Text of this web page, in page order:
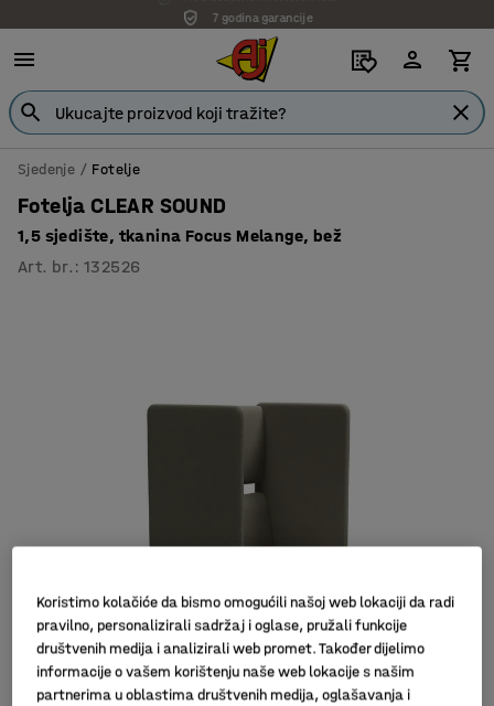
7 godina garancije
Sjedenje Fotelje
Fotelja CLEAR SOUND
1,5 sjedište, tkanina Focus Melange, bež
Art. br. :132526
Koristimo kolačiće da bismo omogućili našoj web lokaciji da radi
pravilno, personalizirali sadržaj i oglase, pružali funkcije
društvenih medija i analizirali web promet. Također dijelimo
informacije o vašem korištenju naše web lokacije s našim
partnerima u oblastima društvenih medija, oglašavanja i